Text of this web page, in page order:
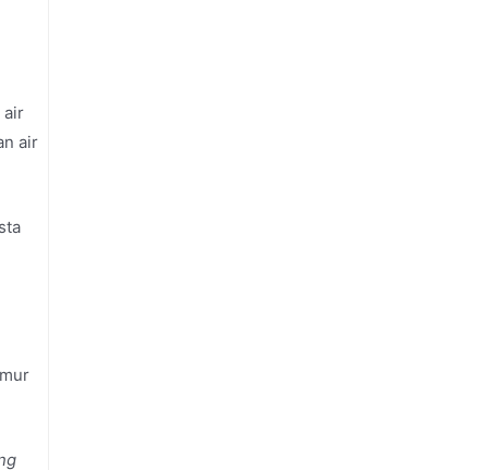
air
air